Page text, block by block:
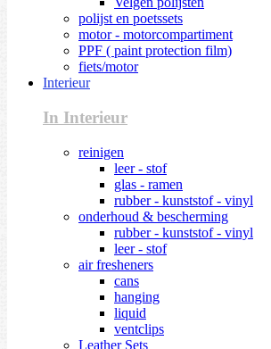
polijst en poetssets
motor - motorcompartiment
PPF ( paint protection film)
fiets/motor
Interieur
In Interieur
reinigen
leer - stof
glas - ramen
rubber - kunststof - vinyl
onderhoud & bescherming
rubber - kunststof - vinyl
leer - stof
air fresheners
cans
hanging
liquid
ventclips
Leather Sets